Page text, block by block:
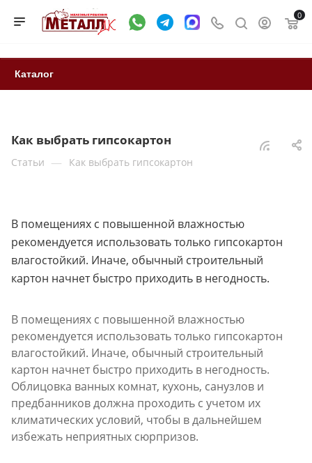
0
Каталог
Как выбрать гипсокартон
Статьи — Как выбрать гипсокартон
В помещениях с повышенной влажностью
рекомендуется использовать только гипсокартон
влагостойкий. Иначе, обычный строительный
картон начнет быстро приходить в негодность.
В помещениях с повышенной влажностью
рекомендуется использовать только гипсокартон
влагостойкий. Иначе, обычный строительный
картон начнет быстро приходить в негодность.
Облицовка ванных комнат, кухонь, санузлов и
предбанников должна проходить с учетом их
климатических условий, чтобы в дальнейшем
избежать неприятных сюрпризов.